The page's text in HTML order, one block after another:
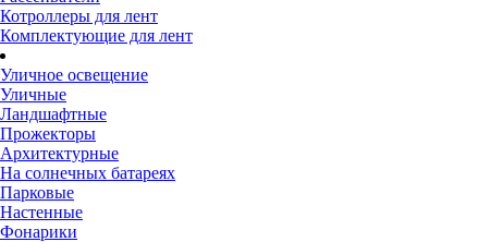
Котроллеры для лент
Комплектующие для лент
Уличное освещение
Уличные
Ландшафтные
Прожекторы
Архитектурные
На солнечных батареях
Парковые
Настенные
Фонарики